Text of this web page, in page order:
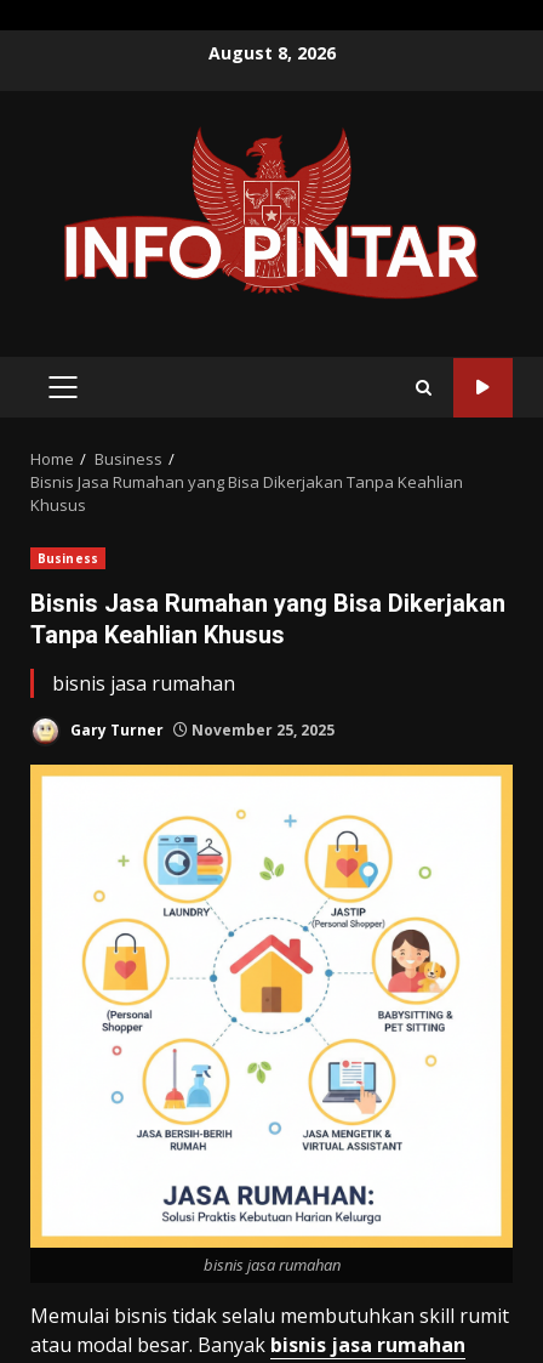
August 8, 2026
PRIMARY
Home
Business
Bisnis Jasa Rumahan yang Bisa Dikerjakan Tanpa Keahlian
Khusus
Business
Bisnis Jasa Rumahan yang Bisa Dikerjakan
Tanpa Keahlian Khusus
bisnis jasa rumahan
Gary Turner November 25, 2025
bisnis jasa rumahan
Memulai bisnis tidak selalu membutuhkan skill rumit
atau modal besar. Banyak bisnis jasa rumahan